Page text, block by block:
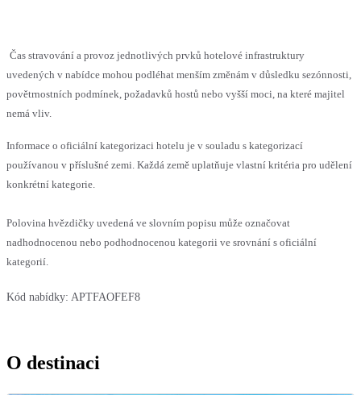
Čas stravování a provoz jednotlivých prvků hotelové infrastruktury
uvedených v nabídce mohou podléhat menším změnám v důsledku sezónnosti,
povětrnostních podmínek, požadavků hostů nebo vyšší moci, na které majitel
nemá vliv.
Informace o oficiální kategorizaci hotelu je v souladu s kategorizací
používanou v příslušné zemi. Každá země uplatňuje vlastní kritéria pro udělení
konkrétní kategorie.
Polovina hvězdičky uvedená ve slovním popisu může označovat
nadhodnocenou nebo podhodnocenou kategorii ve srovnání s oficiální
kategorií.
Kód nabídky: APTFAOFEF8
O destinaci